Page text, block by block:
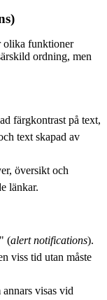
olika funktioner
ordning, men
färgkontrast på text,
text skapad av
översikt och
länkar.
(alert notifications).
viss tid utan måste
visas vid